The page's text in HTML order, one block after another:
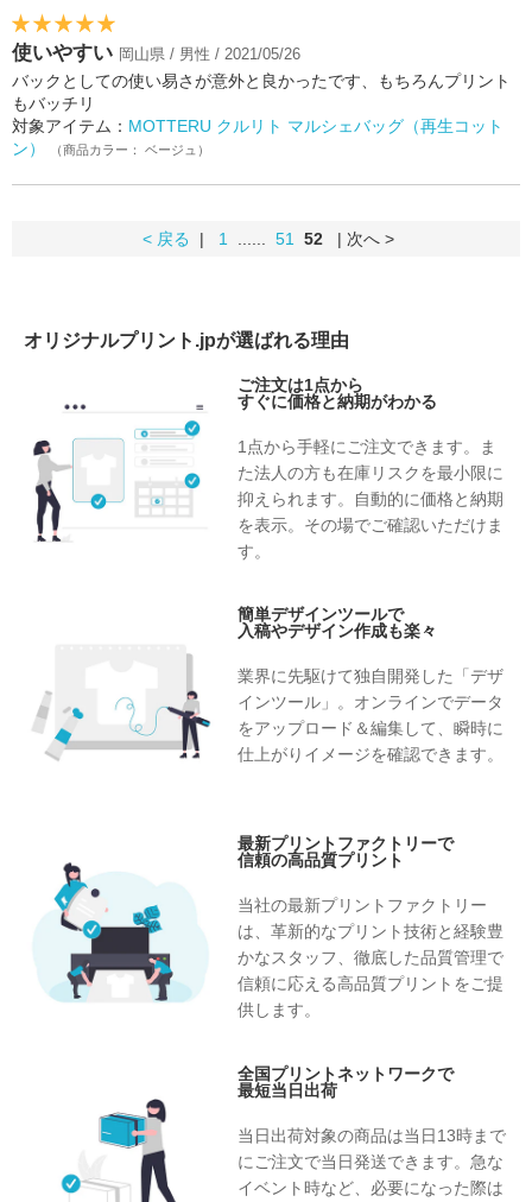
使いやすい 岡山県 / 男性 / 2021/05/26
バックとしての使い易さが意外と良かったです、もちろんプリント
もバッチリ
対象アイテム： MOTTERU クルリト マルシェバッグ（再生コット
ン）
（商品カラー： ベージュ）
< 戻る | 1 51 52 | 次へ >
オリジナルプリント.jpが選ばれる理由
ご注文は1点から
すぐに価格と納期がわかる
1点から手軽にご注文できます。ま
た法人の方も在庫リスクを最小限に
抑えられます。自動的に価格と納期
を表示。その場でご確認いただけま
す。
簡単デザインツールで
入稿やデザイン作成も楽々
業界に先駆けて独自開発した「デザ
インツール」。オンラインでデータ
をアップロード＆編集して、瞬時に
仕上がりイメージを確認できます。
最新プリントファクトリーで
信頼の高品質プリント
当社の最新プリントファクトリー
は、革新的なプリント技術と経験豊
かなスタッフ、徹底した品質管理で
信頼に応える高品質プリントをご提
供します。
全国プリントネットワークで
最短当日出荷
当日出荷対象の商品は当日13時まで
にご注文で当日発送できます。急な
イベント時など、必要になった際は